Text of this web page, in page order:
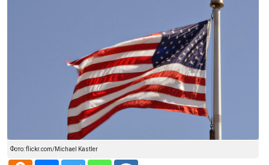
Фото: flickr.com/Michael Kastler